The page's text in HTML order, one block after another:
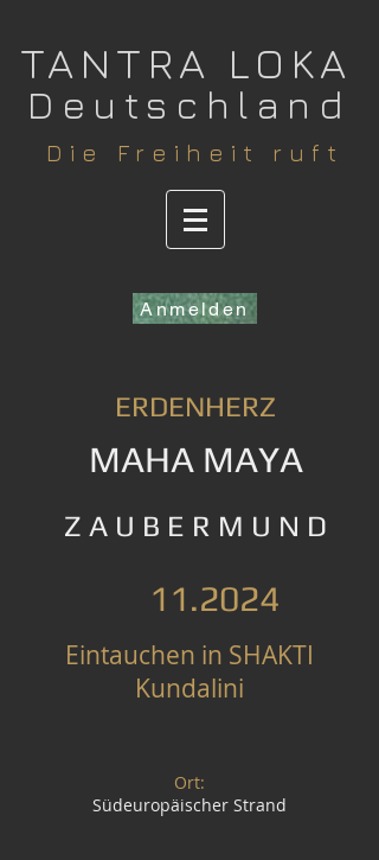
​TANTRA LOKA
Deutschland
​Die Freiheit ruft
Anmelden
ERDENHERZ
MAHA MAYA
Z A U B E R M U N D
11.2024
Eintauchen in SHAKTI
Kundalini
Ort:
Südeuropäischer Strand